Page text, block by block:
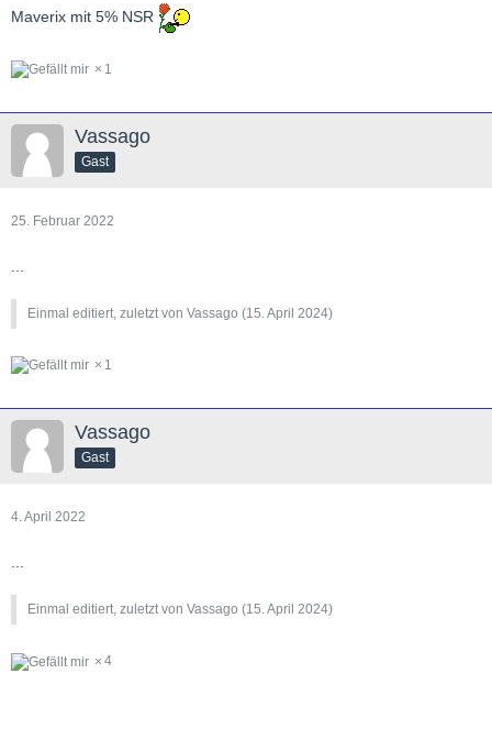
Maverix mit 5% NSR
1
Vassago
Gast
25. Februar 2022
Einmal editiert, zuletzt von Vassago (15. April 2024)
1
Vassago
Gast
4. April 2022
...
Einmal editiert, zuletzt von Vassago (15. April 2024)
4